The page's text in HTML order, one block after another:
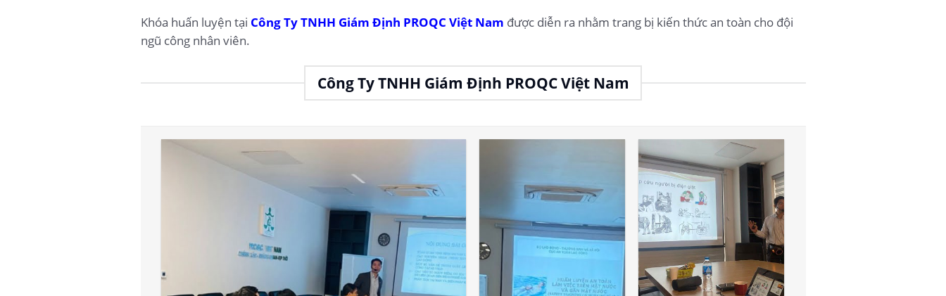
Khóa huấn luyện tại Công Ty TNHH Giám Định PROQC Việt Nam được diễn ra nhằm trang bị kiến thức an toàn cho đội
ngũ công nhân viên.
Công Ty TNHH Giám Định PROQC Việt Nam